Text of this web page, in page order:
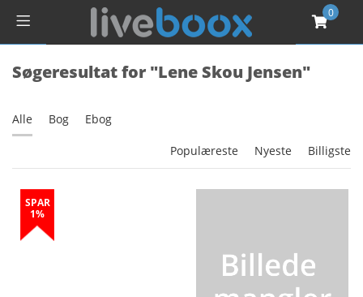
0
Søgeresultat for "Lene Skou Jensen"
Alle Bog Ebog
Populæreste Nyeste Billigste
SPAR
1%